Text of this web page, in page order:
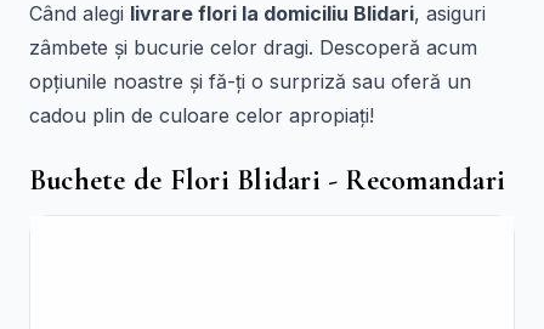
Când alegi livrare flori la domiciliu Blidari, asiguri
zâmbete și bucurie celor dragi. Descoperă acum
opțiunile noastre și fă-ți o surpriză sau oferă un
cadou plin de culoare celor apropiați!
Buchete de Flori Blidari - Recomandari